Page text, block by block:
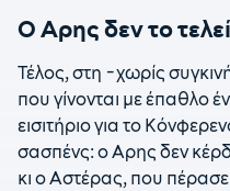
Ο Αρης δεν το
Τέλος, στη -χωρίς
που γίνονται με έπαθλο
εισιτήριο για το
σασπένς: ο Αρης δεν
κι ο Αστέρας, που πέρασε